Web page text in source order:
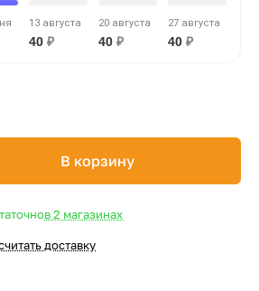
13 августа
40 ₽
20 августа
40 ₽
27 августа
40 ₽
В корзину
в 2 магазинах
доставку